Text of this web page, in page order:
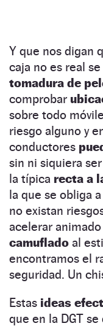
Y que nos digan
caja no es real
tomadura de
comprobar
sobre todo
riesgo alguno y
conductores
sin ni siquiera
la típica recta a
la que se obliga
no existan
acelerar
camuflado al
encontramos el
seguridad. Un
Estas ideas
que en la DGT